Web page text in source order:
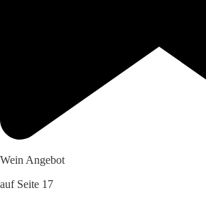
Wein Angebot
auf Seite 17